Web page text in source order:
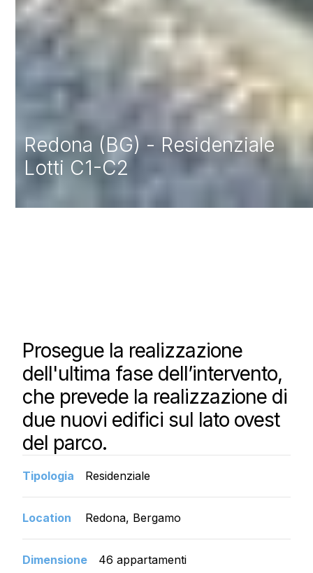
Redona (BG) - Residenziale
Lotti C1-C2
Prosegue la realizzazione
dell'ultima fase dell’intervento,
che prevede la realizzazione di
due nuovi edifici sul lato ovest
del parco.
Tipologia Residenziale
Location Redona, Bergamo
Dimensione
46 appartamenti